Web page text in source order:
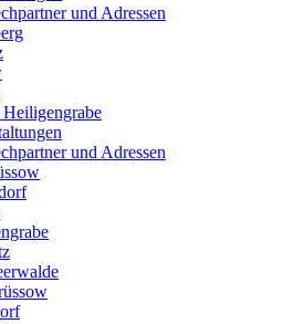
und Adressen
und Adressen